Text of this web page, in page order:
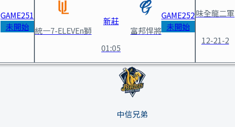
GAME251
未開始 統一7-ELEVEn獅
新莊
01:05
富邦悍將
GAME252
未開始
味全龍二軍
12-21-2
中信兄弟